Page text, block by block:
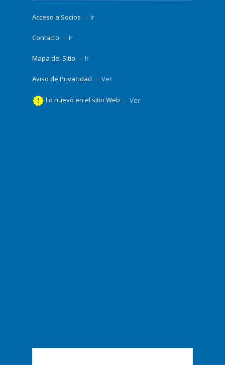
Acceso a Socios Ir
Contacto Ir
Mapa del Sitio Ir
Aviso de Privacidad Ver
new_releases Lo nuevo en el sitio Web Ver